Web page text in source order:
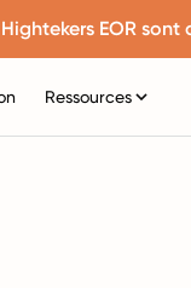
EOR sont
Ressources